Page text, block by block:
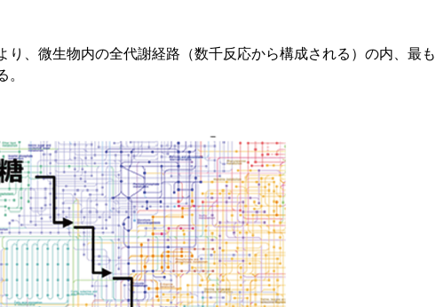
り、微生物内の全代謝経路（数千反応から構成される）の内、最
。